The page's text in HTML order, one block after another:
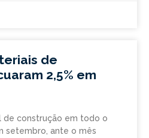
de
2,5% em
de construção em todo o
setembro, ante o mês